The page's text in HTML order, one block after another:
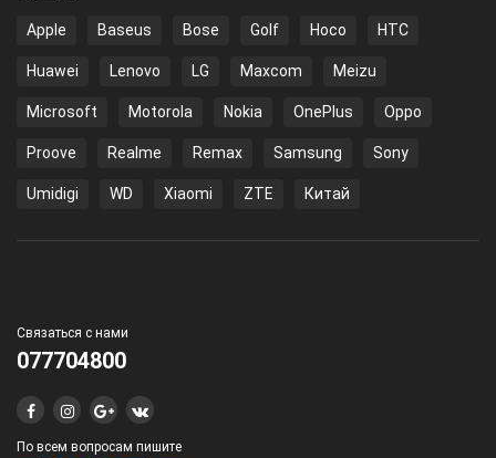
Apple Baseus Bose Golf Hoco HTC
Huawei Lenovo LG Maxcom Meizu
Microsoft Motorola Nokia OnePlus Oppo
Proove Realme Remax Samsung Sony
Umidigi WD Xiaomi ZTE Китай
Связаться с нами
077704800
По всем вопросам пишите